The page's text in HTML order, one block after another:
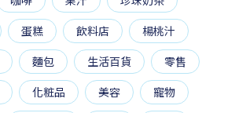
蛋糕 飲料店
楊桃汁
麵包 生活百貨
零售
化粧品 美容
寵物